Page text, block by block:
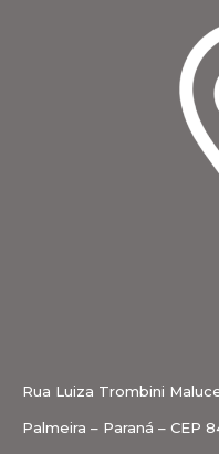
Rua Luiza Trombini
Palmeira – Paraná – CEP